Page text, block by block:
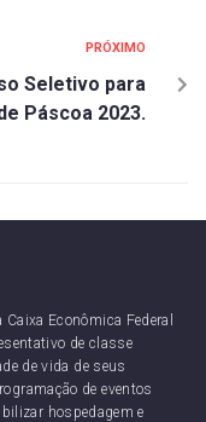
PRÓXIMO
Seletivo para
Páscoa 2023.
Econômica Federal
de classe
de vida de seus
de eventos
hospedagem e